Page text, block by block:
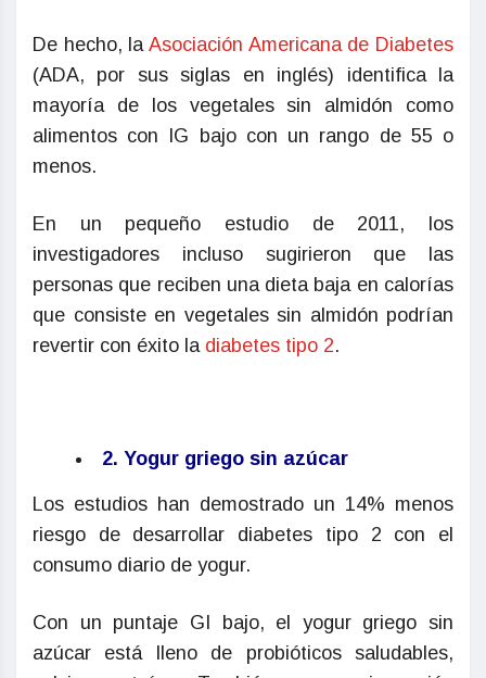
De hecho, la Asociación Americana de Diabetes
(ADA, por sus siglas en inglés) identifica la
mayoría de los vegetales sin almidón como
alimentos con IG bajo con un rango de 55 o
menos.
En un pequeño estudio de 2011, los
investigadores incluso sugirieron que las
personas que reciben una dieta baja en calorías
que consiste en vegetales sin almidón podrían
revertir con éxito la diabetes tipo 2.
2. Yogur griego sin azúcar
Los estudios han demostrado un 14% menos
riesgo de desarrollar diabetes tipo 2 con el
consumo diario de yogur.
Con un puntaje GI bajo, el yogur griego sin
azúcar está lleno de probióticos saludables,